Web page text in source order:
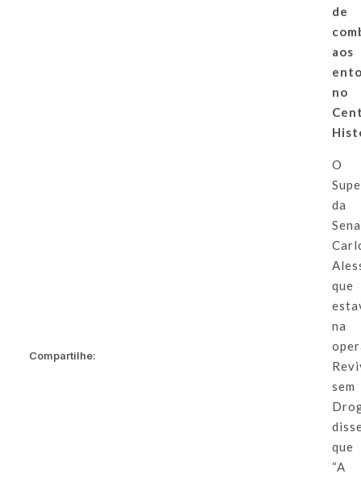
Compartilhe:
de
aos
no
O
da
que
na
sem
que
“A